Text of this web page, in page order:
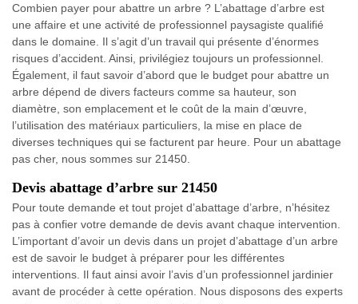
Combien payer pour abattre un arbre ? L’abattage d’arbre est
une affaire et une activité de professionnel paysagiste qualifié
dans le domaine. Il s’agit d’un travail qui présente d’énormes
risques d’accident. Ainsi, privilégiez toujours un professionnel.
Également, il faut savoir d’abord que le budget pour abattre un
arbre dépend de divers facteurs comme sa hauteur, son
diamètre, son emplacement et le coût de la main d’œuvre,
l’utilisation des matériaux particuliers, la mise en place de
diverses techniques qui se facturent par heure. Pour un abattage
pas cher, nous sommes sur 21450.
Devis abattage d’arbre sur 21450
Pour toute demande et tout projet d’abattage d’arbre, n’hésitez
pas à confier votre demande de devis avant chaque intervention.
L’important d’avoir un devis dans un projet d’abattage d’un arbre
est de savoir le budget à préparer pour les différentes
interventions. Il faut ainsi avoir l’avis d’un professionnel jardinier
avant de procéder à cette opération. Nous disposons des experts